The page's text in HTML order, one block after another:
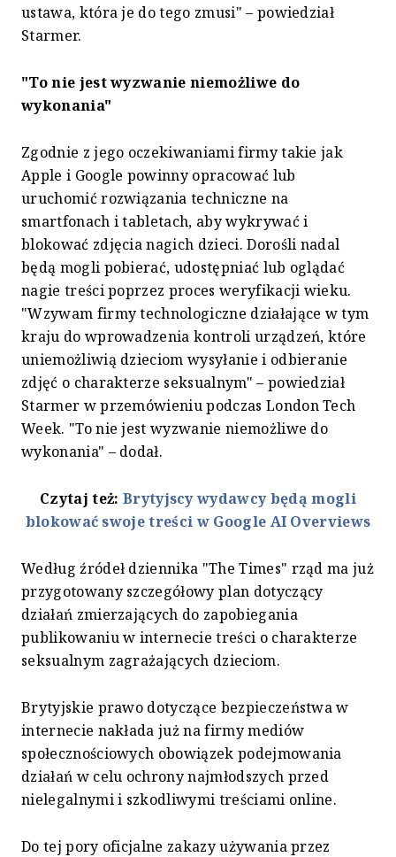
ustawa, która je do tego zmusi" – powiedział
Starmer.
"To nie jest wyzwanie niemożliwe do
wykonania"
Zgodnie z jego oczekiwaniami firmy takie jak
Apple i Google powinny opracować lub
uruchomić rozwiązania techniczne na
smartfonach i tabletach, aby wykrywać i
blokować zdjęcia nagich dzieci. Dorośli nadal
będą mogli pobierać, udostępniać lub oglądać
nagie treści poprzez proces weryfikacji wieku.
"Wzywam firmy technologiczne działające w tym
kraju do wprowadzenia kontroli urządzeń, które
uniemożliwią dzieciom wysyłanie i odbieranie
zdjęć o charakterze seksualnym" – powiedział
Starmer w przemówieniu podczas London Tech
Week. "To nie jest wyzwanie niemożliwe do
wykonania" – dodał.
Czytaj też: Brytyjscy wydawcy będą mogli
blokować swoje treści w Google AI Overviews
Według źródeł dziennika "The Times" rząd ma już
przygotowany szczegółowy plan dotyczący
działań zmierzających do zapobiegania
publikowaniu w internecie treści o charakterze
seksualnym zagrażających dzieciom.
Brytyjskie prawo dotyczące bezpieczeństwa w
internecie nakłada już na firmy mediów
społecznościowych obowiązek podejmowania
działań w celu ochrony najmłodszych przed
nielegalnymi i szkodliwymi treściami online.
Do tej pory oficjalne zakazy używania przez